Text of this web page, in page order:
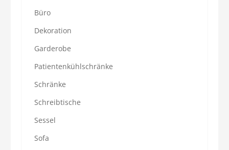
Büro
Dekoration
Garderobe
Patientenkühlschränke
Schränke
Schreibtische
Sessel
Sofa